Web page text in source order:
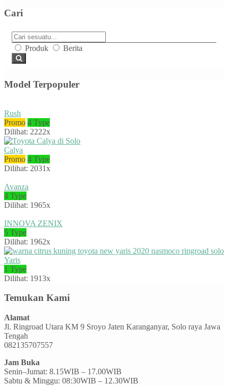
Cari
Produk Berita
Model Terpopuler
Rush
Promo 4 Type
Dilihat: 2222x
Calya
Promo 4 Type
Dilihat: 2031x
Avanza
4 Type
Dilihat: 1965x
INNOVA ZENIX
5 Type
Dilihat: 1962x
Yaris
1 Type
Dilihat: 1913x
Temukan Kami
Alamat
Jl. Ringroad Utara KM 9 Sroyo Jaten Karanganyar, Solo raya Jawa
Tengah
082135707557
Jam Buka
Senin–Jumat: 8.15WIB – 17.00WIB
Sabtu & Minggu: 08:30WIB – 12.30WIB